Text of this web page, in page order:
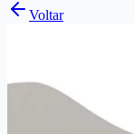
Voltar